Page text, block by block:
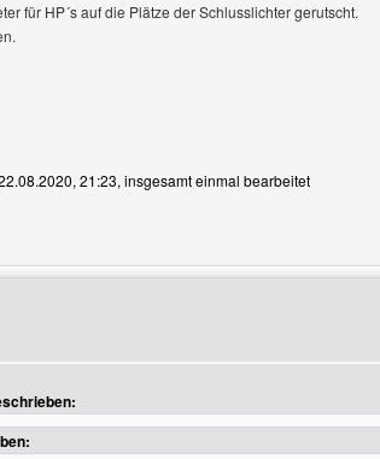
für HP´s auf die Plätze der Schlusslichter gerutscht.
21:23, insgesamt einmal bearbeitet
iser-modell